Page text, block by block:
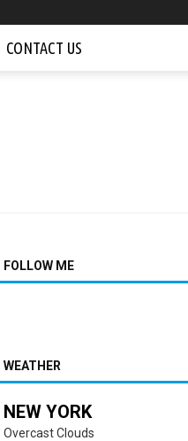
CONTACT US
FOLLOW ME
WEATHER
NEW YORK
Overcast Clouds